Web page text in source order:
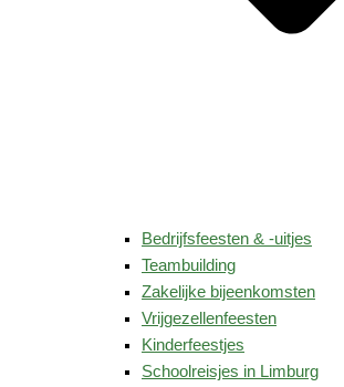
Bedrijfsfeesten & -uitjes
Teambuilding
Zakelijke bijeenkomsten
Vrijgezellenfeesten
Kinderfeestjes
Schoolreisjes in Limburg